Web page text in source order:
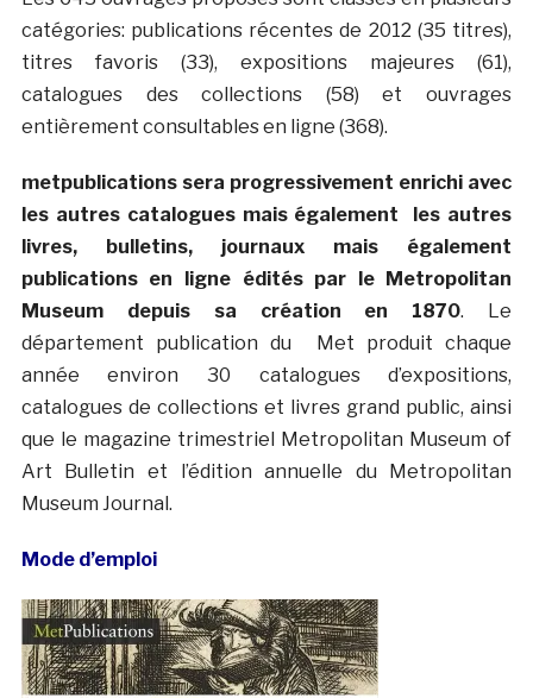
catégories: publications récentes de 2012 (35 titres),
titres favoris (33), expositions majeures (61),
catalogues des collections (58) et ouvrages
entièrement consultables en ligne (368).
metpublications sera progressivement enrichi avec
les autres catalogues mais également les autres
livres, bulletins, journaux mais également
publications en ligne édités par le Metropolitan
Museum depuis sa création en 1870. Le
département publication du Met produit chaque
année environ 30 catalogues d’expositions,
catalogues de collections et livres grand public, ainsi
que le magazine trimestriel Metropolitan Museum of
Art Bulletin et l’édition annuelle du Metropolitan
Museum Journal.
Mode d’emploi